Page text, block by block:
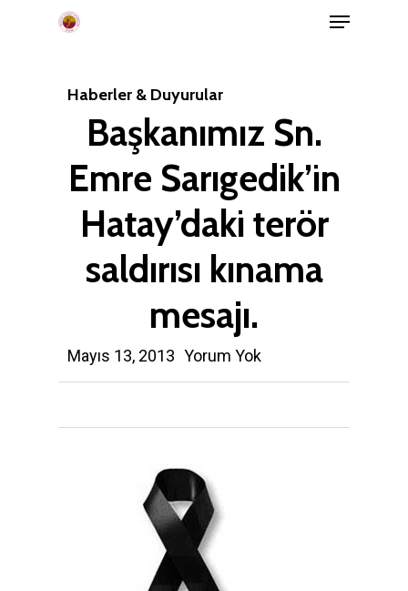
Menu
Haberler & Duyurular
Başkanımız Sn.
Emre Sarıgedik’in
Hatay’daki terör
saldırısı kınama
mesajı.
Mayıs 13, 2013 Yorum Yok